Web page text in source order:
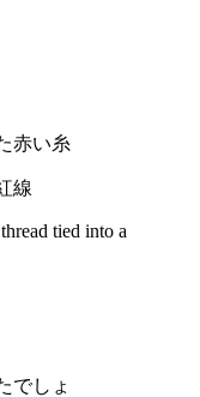
赤い糸
線
tied into a
でしょ